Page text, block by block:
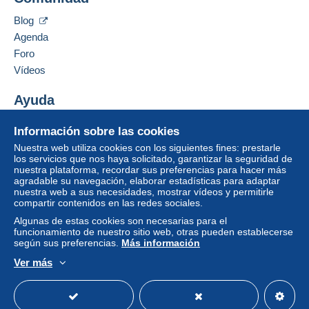
proporcionados por Delcampe en la página "
compras: A pagar
Un pago que no pase por
vendedor al comprador. Una compra no pagada
comprador.
cláusulas relativas al pago, estas se considerarán
nulas. Las condiciones de pago de la página web
Delcampe, tal y como se definen en las
condiciones de uso, son las únicas aplicables.
Las compras deben pagarse en un plazo de14
del vendedor.
Garantía:
Derecho de retracto
cargo del comprador.
Para saber el plazo de devolución y de reembolso
Am Bahnhof 7
37130
Añadir ese vendedor a los favoritos
Ocultar los objetos de este vendedor
Información sobre las cookies
Nuestra web utiliza cookies con los siguientes fines: prestarle
los servicios que nos haya solicitado, garantizar la seguridad de
nuestra plataforma, recordar sus preferencias para hacer más
agradable su navegación, elaborar estadísticas para adaptar
nuestra web a sus necesidades, mostrar vídeos y permitirle
compartir contenidos en las redes sociales.
Algunas de estas cookies son necesarias para el
funcionamiento de nuestro sitio web, otras pueden establecerse
según sus preferencias. Más información
Ver más
Blog
Agenda
Foro
Vídeos
Ayuda
Comprar en Delcampe
Vender en Delcampe
Una página securizada